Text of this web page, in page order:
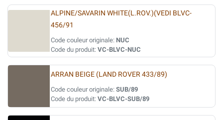
ALPINE/SAVARIN WHITE(L.ROV.)(VEDI BLVC-
456/91
Code couleur originale: NUC
Code du produit: VC-BLVC-NUC
ARRAN BEIGE (LAND ROVER 433/89)
Code couleur originale: SUB/89
Code du produit: VC-BLVC-SUB/89